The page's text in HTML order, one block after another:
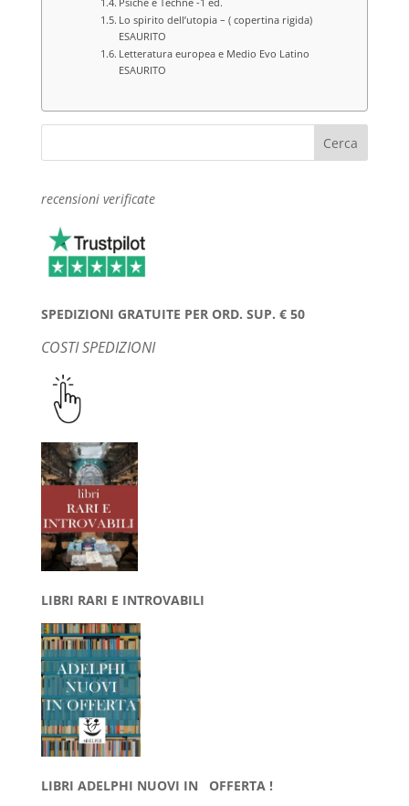
Lo spirito dell’utopia – ( copertina rigida)
ESAURITO
Letteratura europea e Medio Evo Latino
ESAURITO
recensioni verificate
SPEDIZIONI GRATUITE PER ORD. SUP. € 50
COSTI SPEDIZIONI
LIBRI RARI E INTROVABILI
LIBRI ADELPHI NUOVI IN OFFERTA !